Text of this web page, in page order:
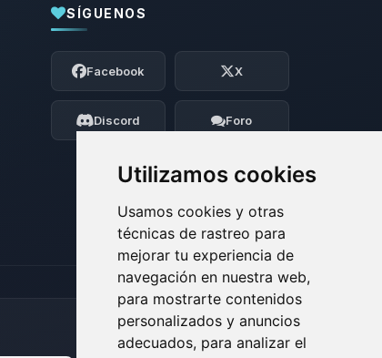
Utilizamos cookies
Usamos cookies y otras
técnicas de rastreo para
mejorar tu experiencia de
navegación en nuestra web,
para mostrarte contenidos
personalizados y anuncios
adecuados, para analizar el
SÍGUENOS
Facebook X
Discord Foro
Yupi, por fin alguien con quien hablar!
Soy Choupy, tu pequeno asistente de
BoxToPlay. Cuentame que necesitas y
moveré mis pequenos circuitos para
ayudarte.
06/08/2026 20:54